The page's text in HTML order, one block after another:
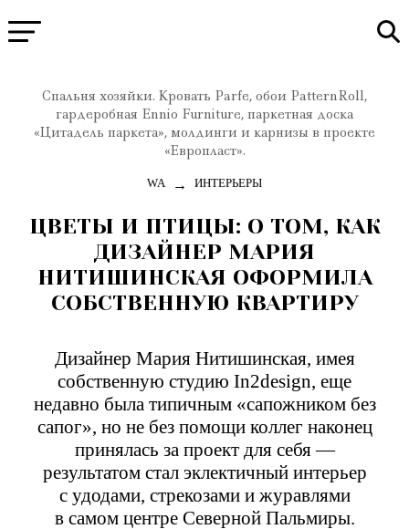
Спальня хозяйки. Кровать Parfe, обои PatternRoll,
гардеробная Ennio Furniture, паркетная доска
«Цитадель паркета», молдинги и карнизы в проекте
«Европласт».
WA → ИНТЕРЬЕРЫ
ЦВЕТЫ И ПТИЦЫ: О ТОМ, КАК
ДИЗАЙНЕР МАРИЯ
НИТИШИНСКАЯ ОФОРМИЛА
СОБСТВЕННУЮ КВАРТИРУ
Дизайнер Мария Нитишинская, имея
собственную студию In2design, еще
недавно была типичным «сапожником без
сапог», но не без помощи коллег наконец
принялась за проект для себя —
результатом стал эклектичный интерьер
с удодами, стрекозами и журавлями
в самом центре Северной Пальмиры.